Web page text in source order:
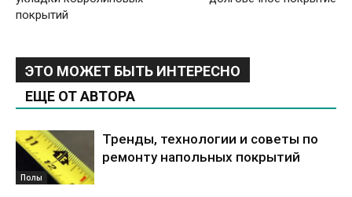
покрытий
ЭТО МОЖЕТ БЫТЬ ИНТЕРЕСНО
ЕЩЕ ОТ АВТОРА
Полы
Тренды, технологии и советы по
ремонту напольных покрытий